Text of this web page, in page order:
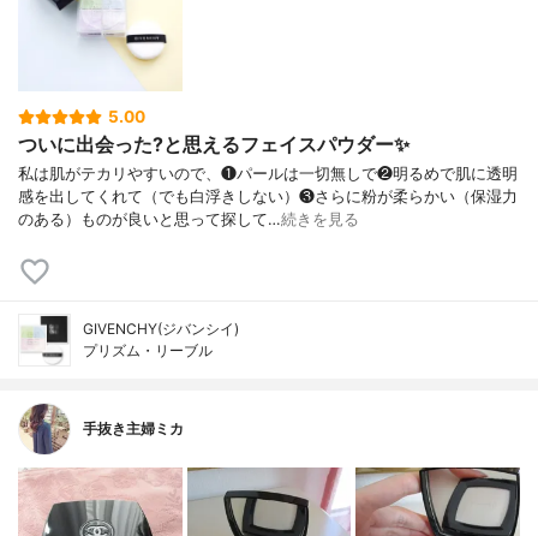
5.00
ついに出会った?と思えるフェイスパウダー✨
私は肌がテカリやすいので、❶パールは一切無しで❷明るめで肌に透明
感を出してくれて（でも白浮きしない）❸さらに粉が柔らかい（保湿力
のある）ものが良いと思って探して…続きを見る
GIVENCHY(ジバンシイ)
プリズム・リーブル
手抜き主婦ミカ